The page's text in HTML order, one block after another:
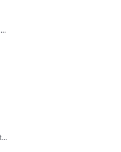
Démonstration de force
Un fâcheux contretemps